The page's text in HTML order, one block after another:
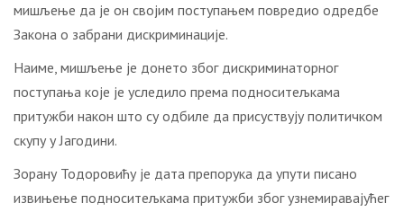
мишљење да је он својим поступањем повредио одредбе
Закона о забрани дискриминације.
Наиме, мишљење је донето због дискриминаторног
поступања које је уследило према подноситељкама
притужби након што су одбиле да присуствују политичком
скупу у Јагодини.
Зорану Тодоровићу је дата препорука да упути писано
извињење подноситељкама притужби због узнемиравајућег